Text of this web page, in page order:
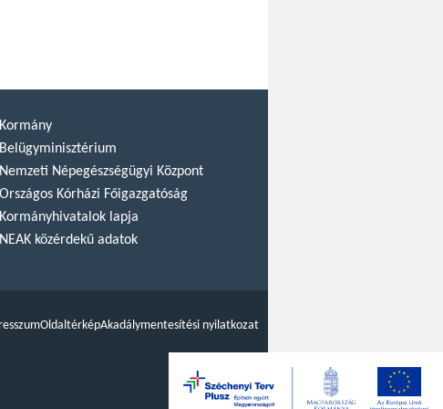
Kormány
Belügyminisztérium
Nemzeti Népegészségügyi Központ
Országos Kórházi Főigazgatóság
Kormányhivatalok lapja
NEAK közérdekű adatok
OldaltérképAkadálymentesítési nyilatkozat